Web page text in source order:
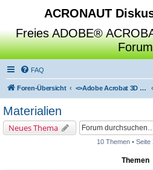
ACRONAUT
Freies ADOBE®
Forum
FAQ
Foren-Übersicht <>Adobe Acrobat 3D Toolkit / Deep Exploration / SAP Visual Enterprise Author
Materialien
Neues Thema
10 Themen • Seite
Themen